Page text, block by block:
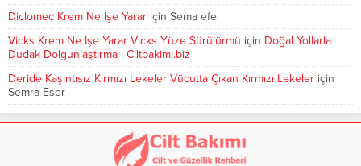
Diclomec Krem Ne İşe Yarar için Sema efe
Vicks Krem Ne İşe Yarar Vicks Yüze Sürülürmü için Doğal Yollarla
Dudak Dolgunlaştırma | Ciltbakimi.biz
Deride Kaşıntısız Kırmızı Lekeler Vücutta Çıkan Kırmızı Lekeler için
Semra Eser